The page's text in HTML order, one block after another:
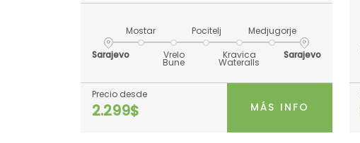
Sarajevo
Mostar
Vrelo
Bune
Pocitelj
Kravica
Wateralls
Medjugorje
Sarajevo
Precio desde
2.299$ MÁS INFO